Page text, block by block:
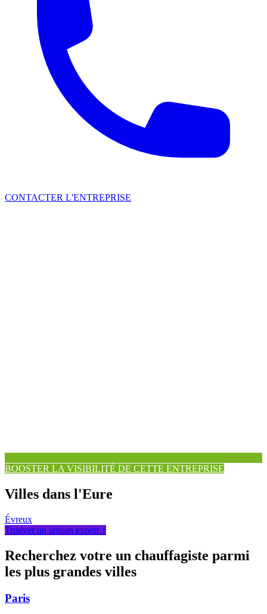
CONTACTER L'ENTREPRISE
BOOSTER LA VISIBILITÉ DE CETTE ENTREPRISE
Villes dans l'Eure
Évreux
Trouver un artisan expert ↑
Recherchez votre un chauffagiste parmi
les plus grandes villes
Paris